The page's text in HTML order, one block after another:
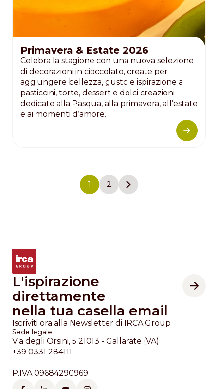
Primavera & Estate 2026
Celebra la stagione con una nuova selezione
di decorazioni in cioccolato, create per
aggiungere bellezza, gusto e ispirazione a
pasticcini, torte, dessert e dolci creazioni
dedicate alla Pasqua, alla primavera, all’estate
e ai momenti d’amore.
Pagina
1 Pagina
2 Next page
L'ispirazione
direttamente
nella tua casella email
Iscriviti ora alla Newsletter di IRCA Group
Sede legale
Via degli Orsini, 5 21013 - Gallarate (VA)
+39 0331 284111
P.IVA 09684290969